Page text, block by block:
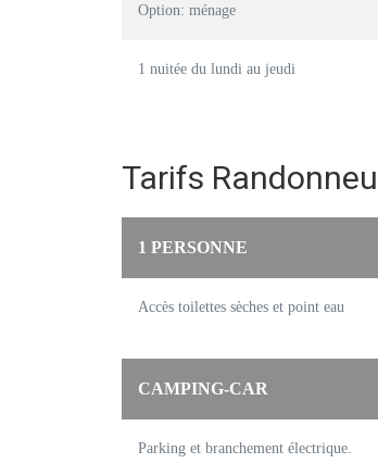
Option: ménage
1 nuitée du lundi au jeudi
Tarifs
1 PERSONNE
Accès toilettes sèches et point eau
CAMPING-CAR
Parking et branchement électrique.